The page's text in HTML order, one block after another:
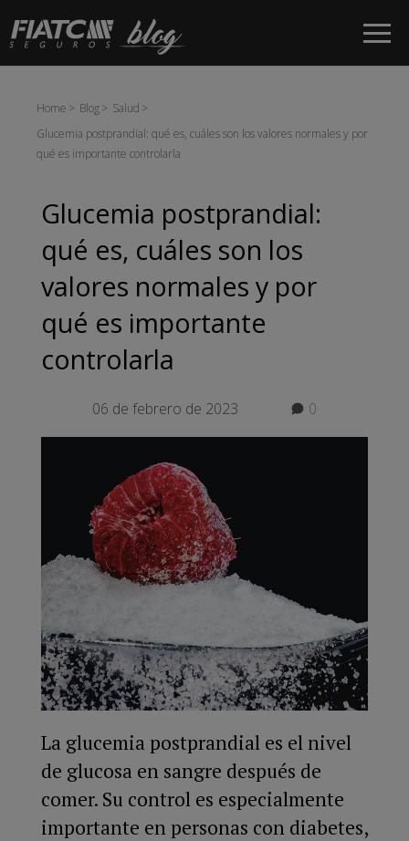
Saltar al contenido principal
Home Blog
Salud
Glucemia postprandial: qué es, cuáles son los valores normales y por
qué es importante controlarla
Glucemia postprandial:
qué es, cuáles son los
valores normales y por
qué es importante
controlarla
06 de febrero de 2023 0
La glucemia postprandial es el nivel
de glucosa en sangre después de
comer. Su control es especialmente
importante en personas con diabetes,